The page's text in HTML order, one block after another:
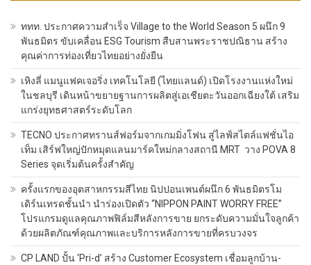
ททท. ประกาศความสำเร็จ Village to the World Season 5 ผนึก 9
พันธมิตร ขับเคลื่อน ESG Tourism สืบสานพระราชปณิธาน สร้าง
คุณค่าการท่องเที่ยวไทยอย่างยั่งยืน
เหิงลี่ แมนูแฟคเจอริ่ง เทคโนโลยี (ไทยแลนด์) เปิดโรงงานแห่งใหม่
ในชลบุรี เดินหน้าขยายฐานการผลิตสู่เอเชียตะวันออกเฉียงใต้ เสริม
แกร่งยุทธศาสตร์ระดับโลก
TECNO ประกาศทรานส์ฟอร์มจากเกมมิ่งโฟน สู่ไลฟ์สไตล์แฟชั่นไอ
เท็ม เสิร์ฟใหญ่ปักหมุดแลนมาร์คใหม่กลางสถานี MRT วาง POVA 8
Series จุดเริ่มต้นครั้งสำคัญ
ครั้งแรกของอุตสาหกรรมสีไทย นิปปอนเพนต์ผนึก 6 พันธมิตรโม
เดิร์นเทรดชั้นนำ นำร่องเปิดตัว “NIPPON PAINT WORRY FREE”
โปรแกรมดูแลคุณภาพฟิล์มสีหลังการขาย ยกระดับความมั่นใจลูกค้า
ด้วยผลิตภัณฑ์คุณภาพและบริการหลังการขายที่ครบวงจร
CP LAND ปั้น ‘Pri-d’ สร้าง Customer Ecosystem เชื่อมลูกบ้าน-